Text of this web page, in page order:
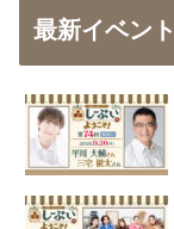
最新イベント